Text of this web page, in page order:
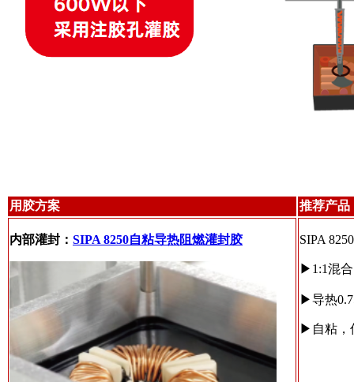
用胶方案 推荐产品
内部灌封： SIPA 8250自粘导热阻燃灌封胶 SIPA
▶ 1:1混
▶导热
▶ 自粘，